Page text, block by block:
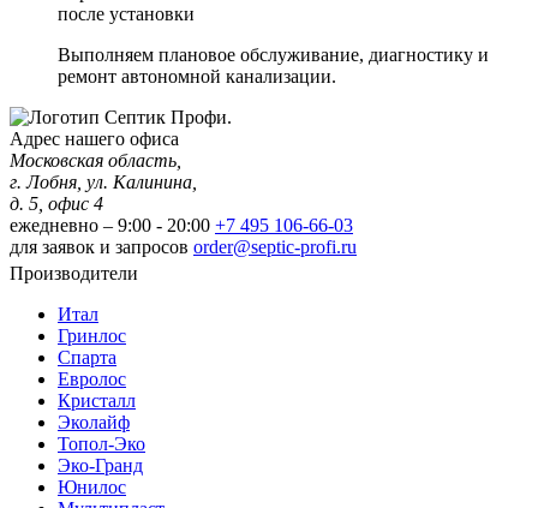
после установки
Выполняем плановое обслуживание, диагностику и
ремонт автономной канализации.
Адрес нашего офиса
Московская область,
г. Лобня, ул. Калинина,
д. 5, офис 4
ежедневно – 9:00 - 20:00 +7 495 106-66-03
для заявок и запросов order@septic-profi.ru
Производители
Итал
Гринлос
Спарта
Евролос
Кристалл
Эколайф
Топол-Эко
Эко-Гранд
Юнилос